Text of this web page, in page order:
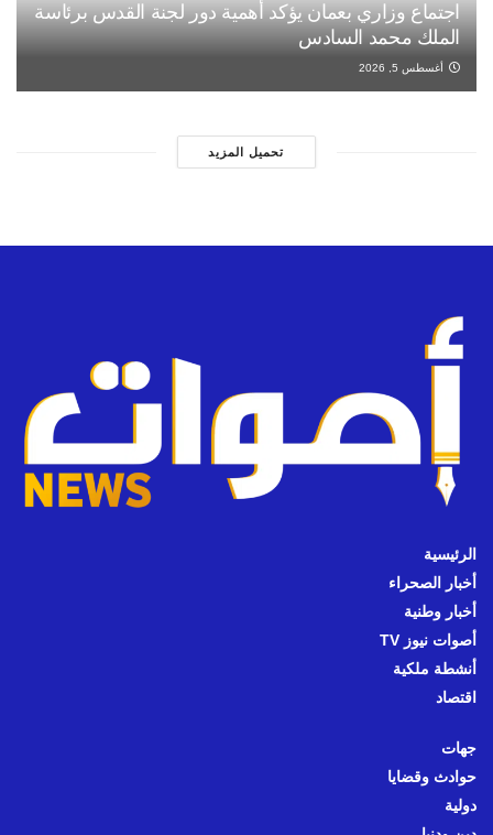
اجتماع وزاري بعمان يؤكد أهمية دور لجنة القدس برئاسة
الملك محمد السادس
أغسطس 5, 2026
تحميل المزيد
الرئيسية
أخبار الصحراء
أخبار وطنية
أصوات نيوز TV
أنشطة ملكية
اقتصاد
جهات
حوادث وقضايا
دولية